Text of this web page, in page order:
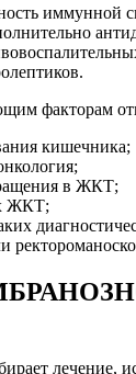
иммунной
факторам
кишечника;
в ЖКТ;
ЖКТ;
лечение,